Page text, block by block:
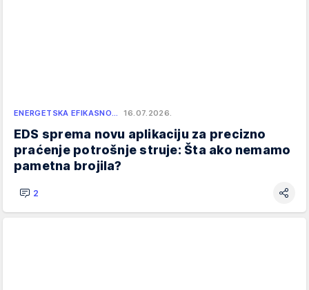
ENERGETSKA EFIKASNO… 16.07.2026.
EDS sprema novu aplikaciju za precizno
praćenje potrošnje struje: Šta ako nemamo
pametna brojila?
2